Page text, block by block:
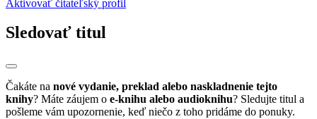
Aktivovať čitateľský profil
Sledovať titul
Čakáte na nové vydanie, preklad alebo naskladnenie tejto
knihy? Máte záujem o e-knihu alebo audioknihu? Sledujte titul a
pošleme vám upozornenie, keď niečo z toho pridáme do ponuky.